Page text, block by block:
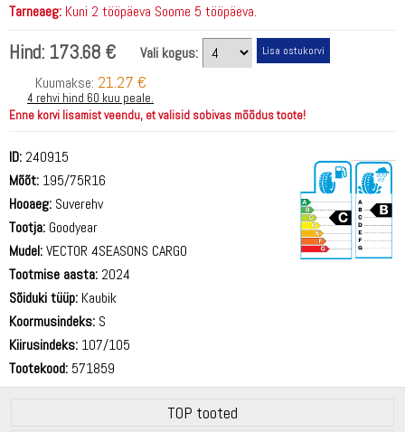
Tarneaeg: Kuni 2 tööpäeva Soome 5 tööpäeva.
Hind: 173.68 €
Vali kogus:
Kuumakse: 21.27 €
4 rehvi hind 60 kuu peale.
Enne korvi lisamist veendu, et valisid sobivas mõõdus toote!
ID: 240915
Mõõt: 195/75R16
Hooaeg: Suverehv
Tootja: Goodyear
Mudel:VECTOR 4SEASONS CARGO
Tootmise aasta: 2024
Sõiduki tüüp: Kaubik
Koormusindeks: S
Kiirusindeks: 107/105
Tootekood: 571859
TOP tooted